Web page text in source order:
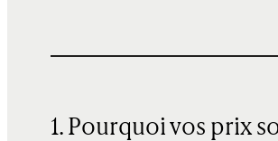
1. Pourquoi vos prix